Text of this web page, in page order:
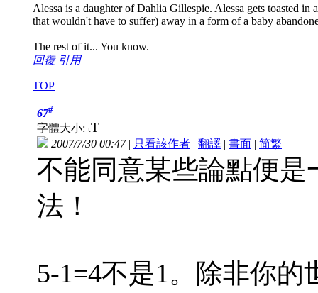
Alessa is a daughter of Dahlia Gillespie. Alessa gets toasted in
that wouldn't have to suffer) away in a form of a baby
The rest of it... You know.
回覆 引用
TOP
67#
字體大小: tT
2007/7/30 00:47| 只看該作者 | 翻譯 | 書面 | 简繁
不能同意某些論點便
法！
5-1=4不是1。除非你